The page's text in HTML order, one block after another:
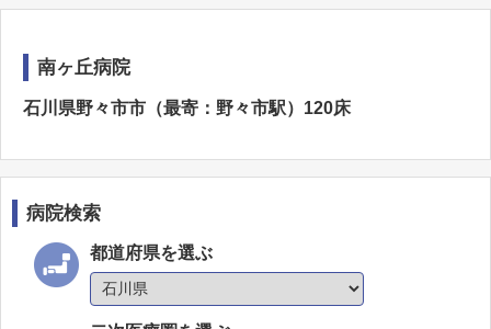
南ヶ丘病院
石川県野々市市（最寄：野々市駅）120床
病院検索
都道府県を選ぶ